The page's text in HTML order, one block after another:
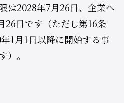
は2028年7月26日、企業へ
26日です（ただし第16条
1月1日以降に開始する事
）。